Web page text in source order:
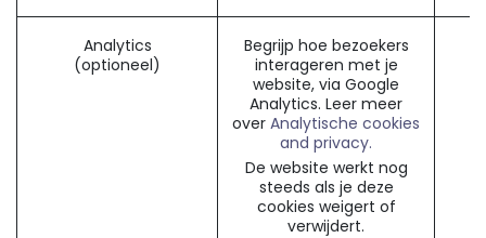
Analytics
(optioneel)
Begrijp hoe bezoekers
interageren met je
website, via Google
Analytics. Leer meer
over Analytische cookies
and privacy.
De website werkt nog
steeds als je deze
cookies weigert of
verwijdert.